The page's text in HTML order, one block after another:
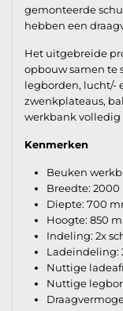
gemonteerde
hebben een
Het uitgebreide
opbouw samen te
legborden, lucht/-
zwenkplateaus,
werkbank volledig
Kenmerken
Beuken
Breedte: 2000
Diepte: 700
Hoogte: 850
Indeling: 2x
Ladeindeling:
Nuttige
Nuttige